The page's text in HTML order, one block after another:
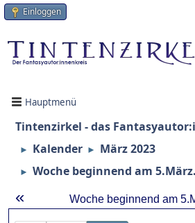
Einloggen
Hauptmenü
Tintenzirkel - das
► Kalender ► März 2023
► Woche beginnend am
« Woche beginnend am